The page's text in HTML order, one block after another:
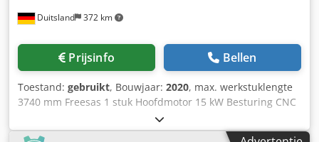
Duitsland 372 km
Prijsinfo Bellen
Toestand: gebruikt, Bouwjaar: 2020, max. werkstuklengte
3740 mm Freesas 1 stuk Hoofdmotor 15 kW Besturing CNC
Felder Format4 type Profit H500S 16.38 CNC
bewerkingscentrum te koop in opdracht ----- - Uit hout-